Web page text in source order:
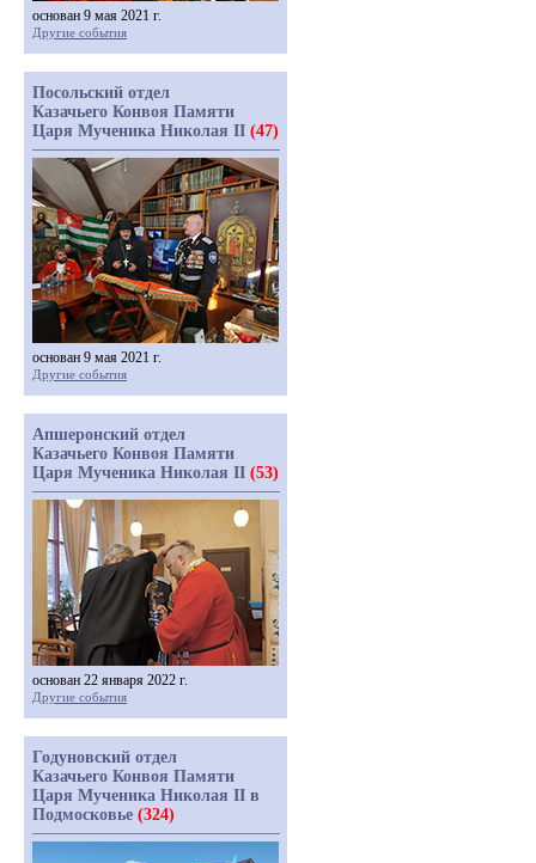
основан 9 мая 2021 г.
Другие события
Посольский отдел
Казачьего Конвоя Памяти
Царя Мученика Николая II (47)
основан 9 мая 2021 г.
Другие события
Апшеронский отдел
Казачьего Конвоя Памяти
Царя Мученика Николая II (53)
основан 22 января 2022 г.
Другие события
Годуновский отдел
Казачьего Конвоя Памяти
Царя Мученика Николая II в
Подмосковье (324)